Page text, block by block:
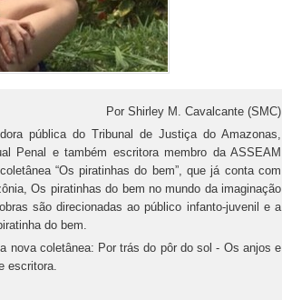
Por Shirley M. Cavalcante (SMC)
pública do Tribunal de Justiça do Amazonas,
Penal e também escritora membro da ASSEAM
“Os piratinhas do bem”, que já conta com
Os piratinhas do bem no mundo da imaginação
são direcionadas ao público infanto-juvenil e a
do bem.
nova coletânea: Por trás do pôr do sol - Os anjos e
escritora.